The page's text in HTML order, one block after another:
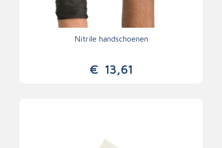
Nitrile handschoenen
€13,61